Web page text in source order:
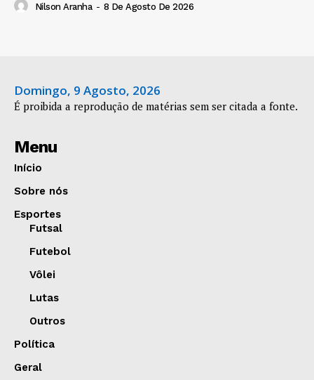
Nilson Aranha - 8 De Agosto De 2026
Domingo, 9 Agosto, 2026
É proibida a reprodução de matérias sem ser citada a fonte.
Menu
Início
Sobre nós
Esportes
Futsal
Futebol
Vôlei
Lutas
Outros
Política
Geral